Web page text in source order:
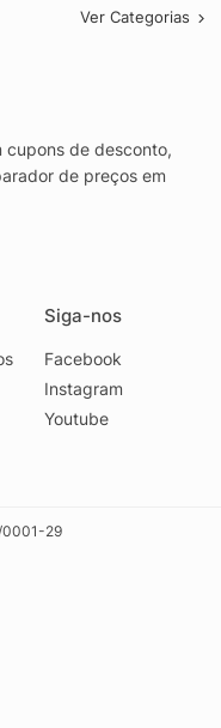
Ver Categorias
cupons de desconto,
de preços em
Siga-nos
Facebook
Instagram
Youtube
0001-29